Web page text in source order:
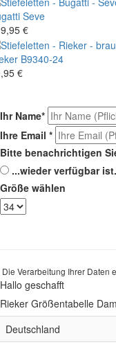
Seve
€
B9340-24
€
Ihr Name*
Ihre Email *
Bitte benachrichtigen
...wieder verfügbar ist.
Größe wählen
Die Verarbeitung Ihrer Daten
Hallo geschafft
Rieker Größentabelle
Deutschland